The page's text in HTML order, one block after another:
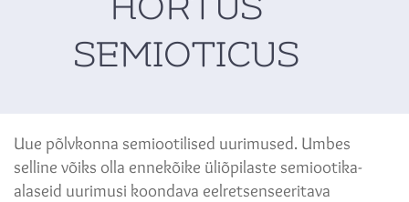
SEMIOTICUS
Uue põlvkonna semiootilised uurimused. Umbes
selline võiks olla ennekõike üliõpilaste semiootika-
alaseid uurimusi koondava eelretsenseeritava